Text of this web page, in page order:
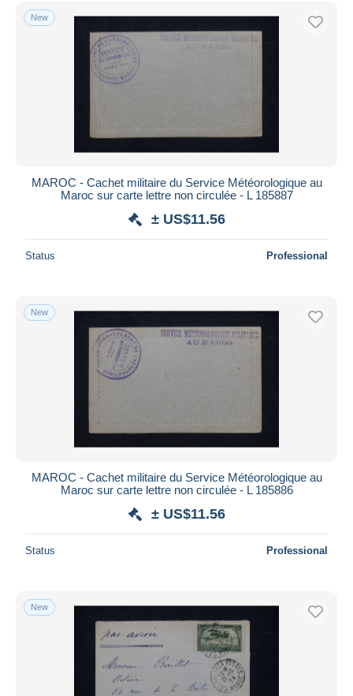
Free shipping
Payment methods
PayPal
MasterCard
Bancontact
Maestro
Seller's residence
New
MAROC - Cachet militaire du Service Météorologique au
Maroc sur carte lettre non circulée - L 185887
± US$11.56
Status Professional
New
MAROC - Cachet militaire du Service Météorologique au
Maroc sur carte lettre non circulée - L 185886
± US$11.56
Status Professional
New